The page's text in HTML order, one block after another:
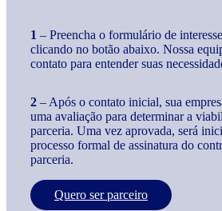
1 – Preencha o formulário de
clicando no botão abaixo. Nossa
contato para entender suas
2 – Após o contato inicial, sua
uma avaliação para determinar a
parceria. Uma vez aprovada, será
processo formal de assinatura do
parceria.
Quero ser parceiro